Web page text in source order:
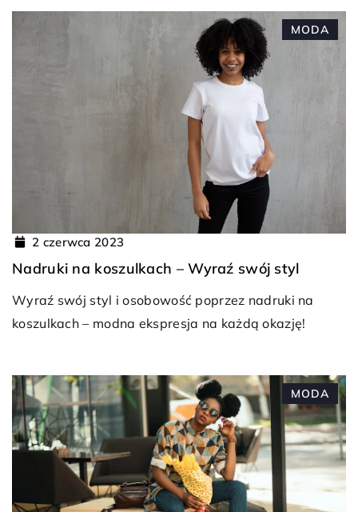
MODA
2 czerwca 2023
Nadruki na koszulkach – Wyraź swój styl
Wyraź swój styl i osobowość poprzez nadruki na
koszulkach – modna ekspresja na każdą okazję!
MODA